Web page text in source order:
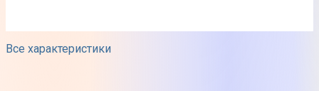
Все характеристики
Размеры устройства